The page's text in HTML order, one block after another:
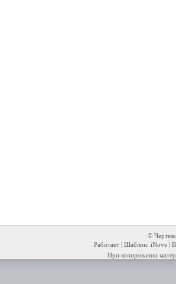
©
Работает | Шаблон: iNove |
При копировании